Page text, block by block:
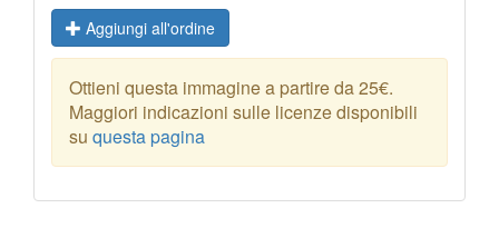
Aggiungi all'ordine
Ottieni questa immagine a partire da 25€.
Maggiori indicazioni sulle licenze disponibili
su questa pagina